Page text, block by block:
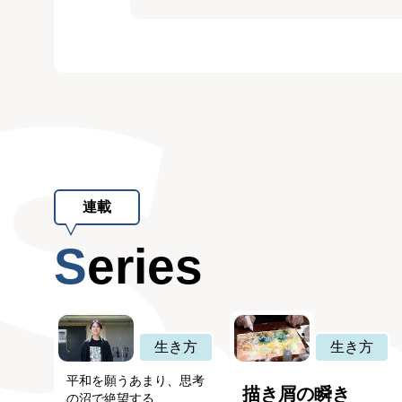
連載
Series
生き方
平和を願うあまり、思考
の沼で絶望する
生き方
描き屑の瞬き